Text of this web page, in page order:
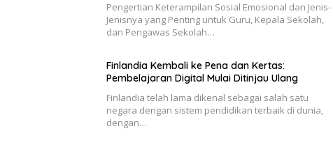
Pengertian Keterampilan Sosial Emosional dan Jenis-
Jenisnya yang Penting untuk Guru, Kepala Sekolah,
dan Pengawas Sekolah…
Finlandia Kembali ke Pena dan Kertas:
Pembelajaran Digital Mulai Ditinjau Ulang
Finlandia telah lama dikenal sebagai salah satu
negara dengan sistem pendidikan terbaik di dunia,
dengan…